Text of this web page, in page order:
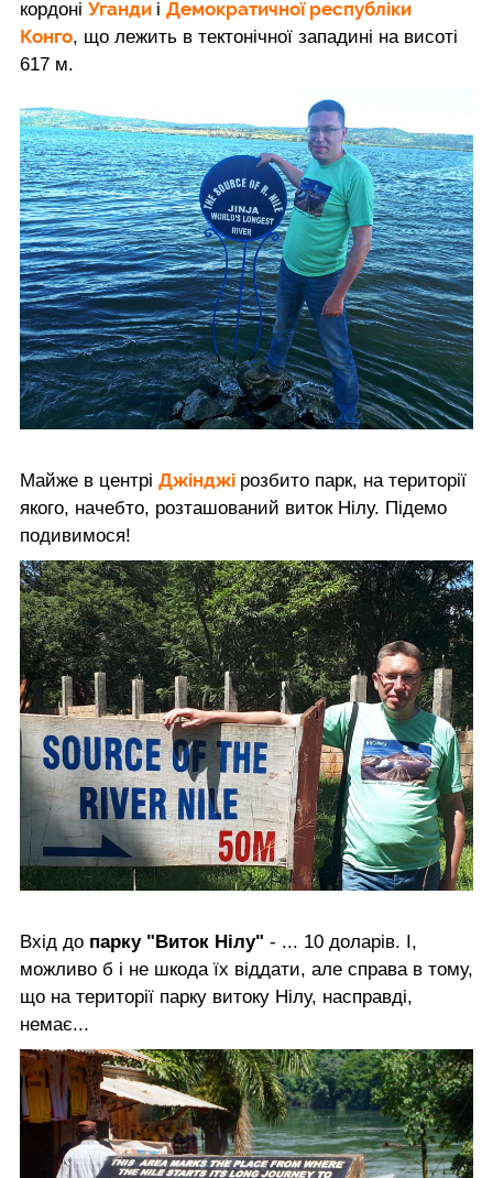
кордоні Уганди і Демократичної республіки
Конго, що лежить в тектонічної западині на висоті
617 м.
Майже в центрі Джінджі розбито парк, на території
якого, начебто, розташований виток Нілу. Підемо
подивимося!
Вхід до парку "Виток Нілу" - ... 10 доларів. І,
можливо б і не шкода їх віддати, але справа в тому,
що на території парку витоку Нілу, насправді,
немає...